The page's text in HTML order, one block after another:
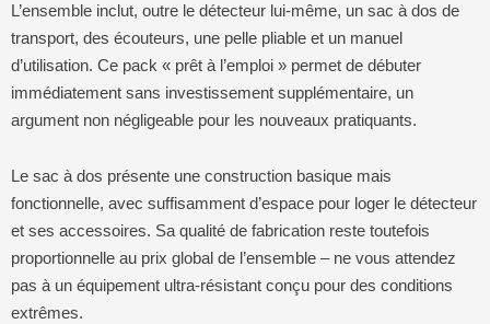
L’ensemble inclut, outre le détecteur lui-même, un sac à dos de
transport, des écouteurs, une pelle pliable et un manuel
d’utilisation. Ce pack « prêt à l’emploi » permet de débuter
immédiatement sans investissement supplémentaire, un
argument non négligeable pour les nouveaux pratiquants.
Le sac à dos présente une construction basique mais
fonctionnelle, avec suffisamment d’espace pour loger le détecteur
et ses accessoires. Sa qualité de fabrication reste toutefois
proportionnelle au prix global de l’ensemble – ne vous attendez
pas à un équipement ultra-résistant conçu pour des conditions
extrêmes.